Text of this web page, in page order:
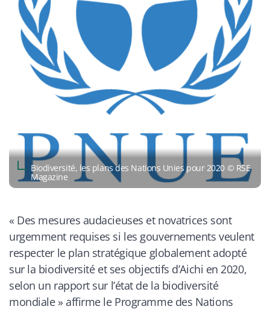
Biodiversité, les plans des Nations Unies pour 2020 © RSE
Magazine
« Des mesures audacieuses et novatrices sont
urgemment requises si les gouvernements veulent
respecter le plan stratégique globalement adopté
sur la biodiversité et ses objectifs d’Aichi en 2020,
selon un rapport sur l’état de la biodiversité
mondiale» affirme le Programme des Nations